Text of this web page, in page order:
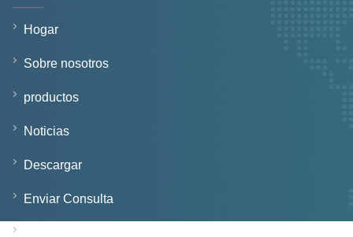
Hogar
Sobre nosotros
productos
Noticias
Descargar
Enviar Consulta